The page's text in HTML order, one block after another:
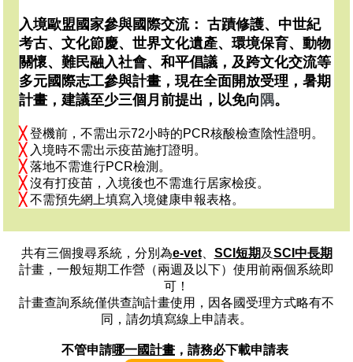
入境歐盟國家參與國際交流： 古蹟修護、中世紀
考古、文化節慶、世界文化遺產、環境保育、動物
關懷、難民融入社會、和平倡議，及跨文化交流等
多元國際志工參與計畫，現在全面開放受理，暑期
計畫，建議至少三個月前提出，以免向 隅。
╳ 登機前，不需出示72小時的PCR核酸檢查陰性證明。
╳ 入境時不需出示疫苗施打證明。
╳ 落地不需進行PCR檢測。
╳ 沒有打疫苗，入境後也不需進行居家檢疫。
╳ 不需預先網上填寫入境健康申報表格。
共有三個搜尋系統，分別為e-vet、 SCI短期 及SCI中長期
計畫，一般短期工作營（兩週及以下）使用前兩個系統即
可！
計畫查詢系統僅供查詢計畫使用，因各國受理方式略有不
同，請勿填寫線上申請表。
不管申請哪一國計畫 ，請務必下載申請表